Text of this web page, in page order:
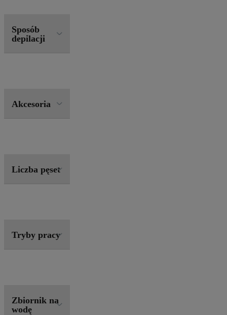
Sposób
depilacji
Akcesoria
Liczba pęset
Tryby pracy
Zbiornik na
wodę